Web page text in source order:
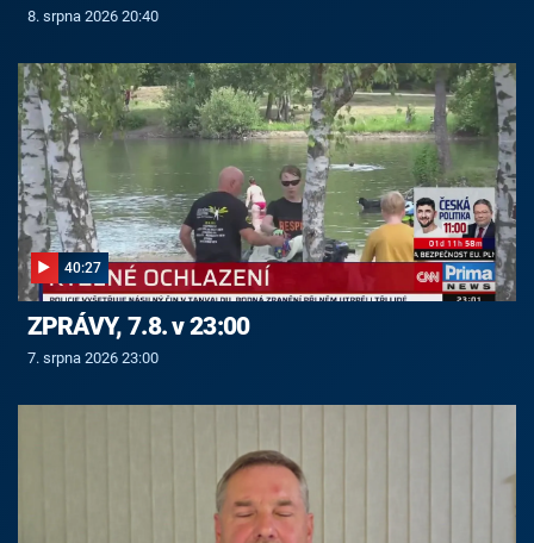
8. srpna 2026 20:40
40:27
ZPRÁVY, 7.8. v 23:00
7. srpna 2026 23:00